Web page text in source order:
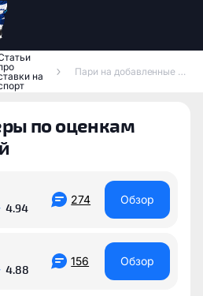
на
Пари на добавленные минуты в футболе: нюансы официального учета
по оценкам
4.94
274 Обзор
4.88
156 Обзор